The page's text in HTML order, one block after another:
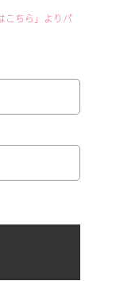
こちら」よりパ